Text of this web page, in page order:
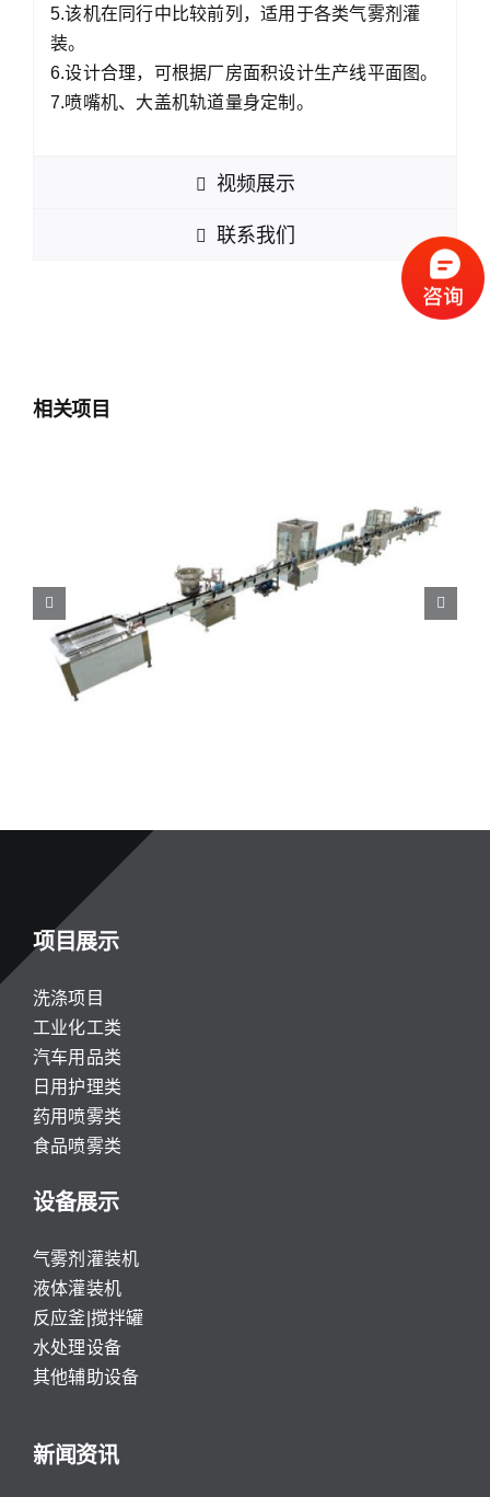
5.该机在同行中比较前列，适用于各类气雾剂灌
装。
6.设计合理，可根据厂房面积设计生产线平面图。
7.喷嘴机、大盖机轨道量身定制。
视频展示
联系我们
相关项目
U型回转式全自动气雾剂灌装流水线2800F
项目展示
洗涤项目
工业化工类
汽车用品类
日用护理类
药用喷雾类
食品喷雾类
设备展示
气雾剂灌装机
液体灌装机
反应釜|搅拌罐
水处理设备
其他辅助设备
新闻资讯